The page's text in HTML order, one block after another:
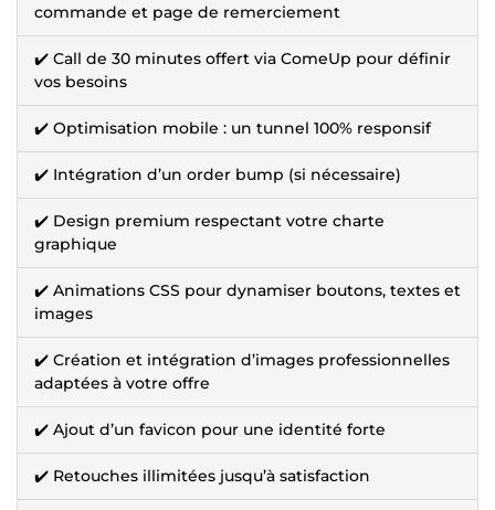
commande et page de remerciement
✔️ Call de 30 minutes offert via ComeUp pour définir
vos besoins
✔️ Optimisation mobile : un tunnel 100% responsif
✔️ Intégration d’un order bump (si nécessaire)
✔️ Design premium respectant votre charte
graphique
✔️ Animations CSS pour dynamiser boutons, textes et
images
✔️ Création et intégration d’images professionnelles
adaptées à votre offre
✔️ Ajout d’un favicon pour une identité forte
✔️ Retouches illimitées jusqu’à satisfaction